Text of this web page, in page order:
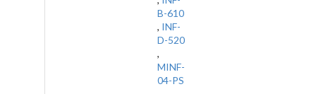
B-610
, INF-
D-520
,
MINF-
04-PS